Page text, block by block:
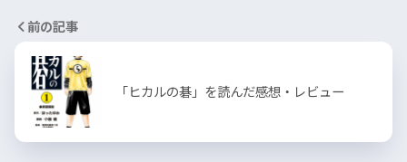
前の記事
「ヒカルの碁」を読んだ感想・レビュー